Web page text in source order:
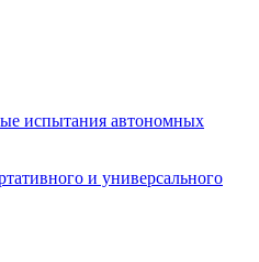
испытания автономных
и универсального